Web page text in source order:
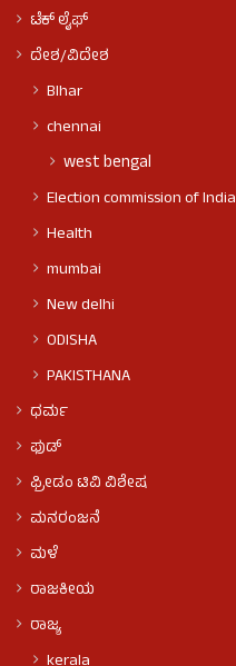
ಟೆಕ್ ಲೈಫ್
ದೇಶ/ವಿದೇಶ
BIhar
chennai
west bengal
Election commission of India
Health
mumbai
New delhi
ODISHA
PAKISTHANA
ಧರ್ಮ
ಫುಡ್​​
ಫ್ರೀಡಂ ಟಿವಿ ವಿಶೇಷ
ಮನರಂಜನೆ
ಮಳೆ
ರಾಜಕೀಯ
ರಾಜ್ಯ